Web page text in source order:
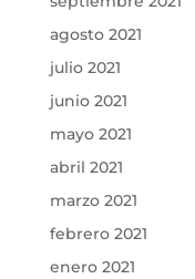
agosto 2021
julio 2021
junio 2021
mayo 2021
abril 2021
marzo 2021
febrero 2021
enero 2021